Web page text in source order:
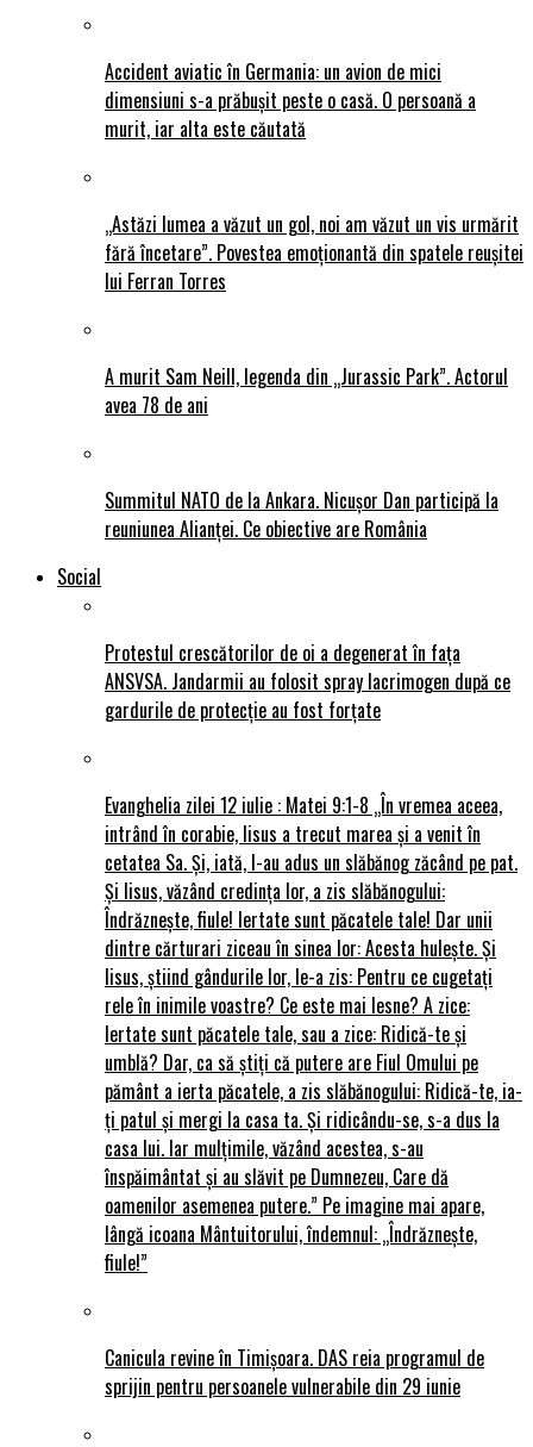
Accident aviatic în Germania: un avion de mici
dimensiuni s-a prăbușit peste o casă. O persoană a
murit, iar alta este căutată
„Astăzi lumea a văzut un gol, noi am văzut un vis urmărit
fără încetare”. Povestea emoționantă din spatele reușitei
lui Ferran Torres
A murit Sam Neill, legenda din „Jurassic Park”. Actorul
avea 78 de ani
Summitul NATO de la Ankara. Nicușor Dan participă la
reuniunea Alianței. Ce obiective are România
Social
Protestul crescătorilor de oi a degenerat în fața
ANSVSA. Jandarmii au folosit spray lacrimogen după ce
gardurile de protecție au fost forțate
Evanghelia zilei 12 iulie : Matei 9:1-8 „În vremea aceea,
intrând în corabie, Iisus a trecut marea și a venit în
cetatea Sa. Și, iată, I-au adus un slăbănog zăcând pe pat.
Și Iisus, văzând credința lor, a zis slăbănogului:
Îndrăznește, fiule! Iertate sunt păcatele tale! Dar unii
dintre cărturari ziceau în sinea lor: Acesta hulește. Și
Iisus, știind gândurile lor, le-a zis: Pentru ce cugetați
rele în inimile voastre? Ce este mai lesne? A zice:
Iertate sunt păcatele tale, sau a zice: Ridică-te și
umblă? Dar, ca să știți că putere are Fiul Omului pe
pământ a ierta păcatele, a zis slăbănogului: Ridică-te, ia-
ți patul și mergi la casa ta. Și ridicându-se, s-a dus la
casa lui. Iar mulțimile, văzând acestea, s-au
înspăimântat și au slăvit pe Dumnezeu, Care dă
oamenilor asemenea putere.” Pe imagine mai apare,
lângă icoana Mântuitorului, îndemnul: „Îndrăznește,
fiule!”
Canicula revine în Timișoara. DAS reia programul de
sprijin pentru persoanele vulnerabile din 29 iunie